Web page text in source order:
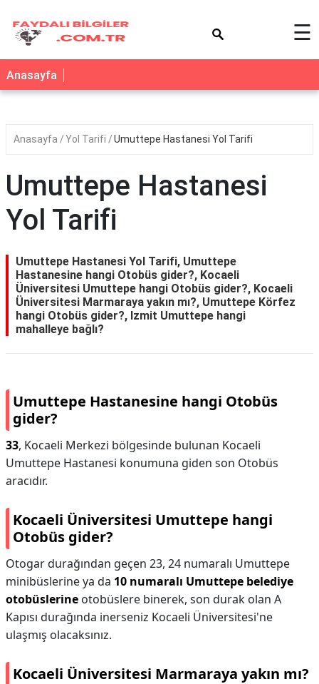
☰
Anasayfa
Anasayfa Yol Tarifi Umuttepe Hastanesi Yol Tarifi
Umuttepe Hastanesi
Yol Tarifi
Umuttepe Hastanesi Yol Tarifi, Umuttepe
Hastanesine hangi Otobüs gider?, Kocaeli
Üniversitesi Umuttepe hangi Otobüs gider?, Kocaeli
Üniversitesi Marmaraya yakın mı?, Umuttepe Körfez
hangi Otobüs gider?, Izmit Umuttepe hangi
mahalleye bağlı?
Umuttepe Hastanesine hangi Otobüs
gider?
33, Kocaeli Merkezi bölgesinde bulunan Kocaeli
Umuttepe Hastanesi konumuna giden son Otobüs
aracıdır.
Kocaeli Üniversitesi Umuttepe hangi
Otobüs gider?
Otogar durağından geçen 23, 24 numaralı Umuttepe
minibüslerine ya da 10 numaralı Umuttepe belediye
otobüslerine otobüslere binerek, son durak olan A
Kapısı durağında inerseniz Kocaeli Üniversitesi'ne
ulaşmış olacaksınız.
Kocaeli Üniversitesi Marmaraya yakın mı?